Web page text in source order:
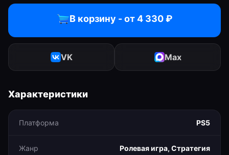
В корзину - от4 330₽
VK Max
Характеристики
Платформа PS5
Жанр Ролевая игра, Стратегия